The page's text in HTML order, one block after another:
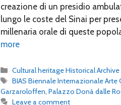
creazione di un presidio
lungo le coste del Sinai per
millenaria orale di queste
more
Categories
Cultural heritage Historical
Tags
BIAS Biennale Internazionale
Garzaroloffen, Palazzo Donà dalle
Leave a comment